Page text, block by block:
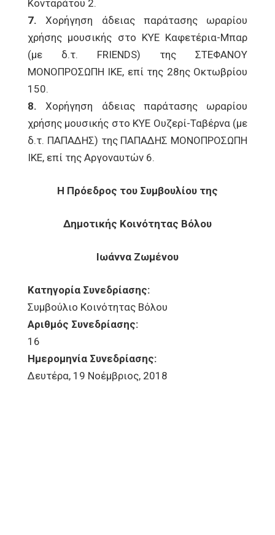
Κονταράτου 2.
7. Χορήγηση άδειας παράτασης ωραρίου
χρήσης μουσικής στο ΚΥΕ Καφετέρια-Μπαρ
(με δ.τ. FRIENDS) της ΣΤΕΦΑΝΟΥ
ΜΟΝΟΠΡΟΣΩΠΗ ΙΚΕ, επί της 28ης Οκτωβρίου
150.
8. Χορήγηση άδειας παράτασης ωραρίου
χρήσης μουσικής στο ΚΥΕ Ουζερί-Ταβέρνα (με
δ.τ. ΠΑΠΑΔΗΣ) της ΠΑΠΑΔΗΣ ΜΟΝΟΠΡΟΣΩΠΗ
ΙΚΕ, επί της Αργοναυτών 6.
Η Πρόεδρος του Συμβουλίου της
Δημοτικής Κοινότητας Βόλου
Ιωάννα Ζωμένου
Κατηγορία Συνεδρίασης:
Συμβούλιο Κοινότητας Βόλου
Αριθμός Συνεδρίασης:
16
Ημερομηνία Συνεδρίασης:
Δευτέρα, 19 Νοέμβριος, 2018